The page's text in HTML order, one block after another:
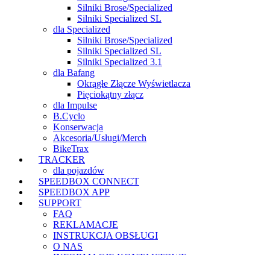
Silniki Brose/Specialized
Silniki Specialized SL
dla Specialized
Silniki Brose/Specialized
Silniki Specialized SL
Silniki Specialized 3.1
dla Bafang
Okrągłe Złącze Wyświetlacza
Pięciokątny złącz
dla Impulse
B.Cyclo
Konserwacja
Akcesoria/Usługi/Merch
BikeTrax
TRACKER
dla pojazdów
SPEEDBOX CONNECT
SPEEDBOX APP
SUPPORT
FAQ
REKLAMACJE
INSTRUKCJA OBSŁUGI
O NAS